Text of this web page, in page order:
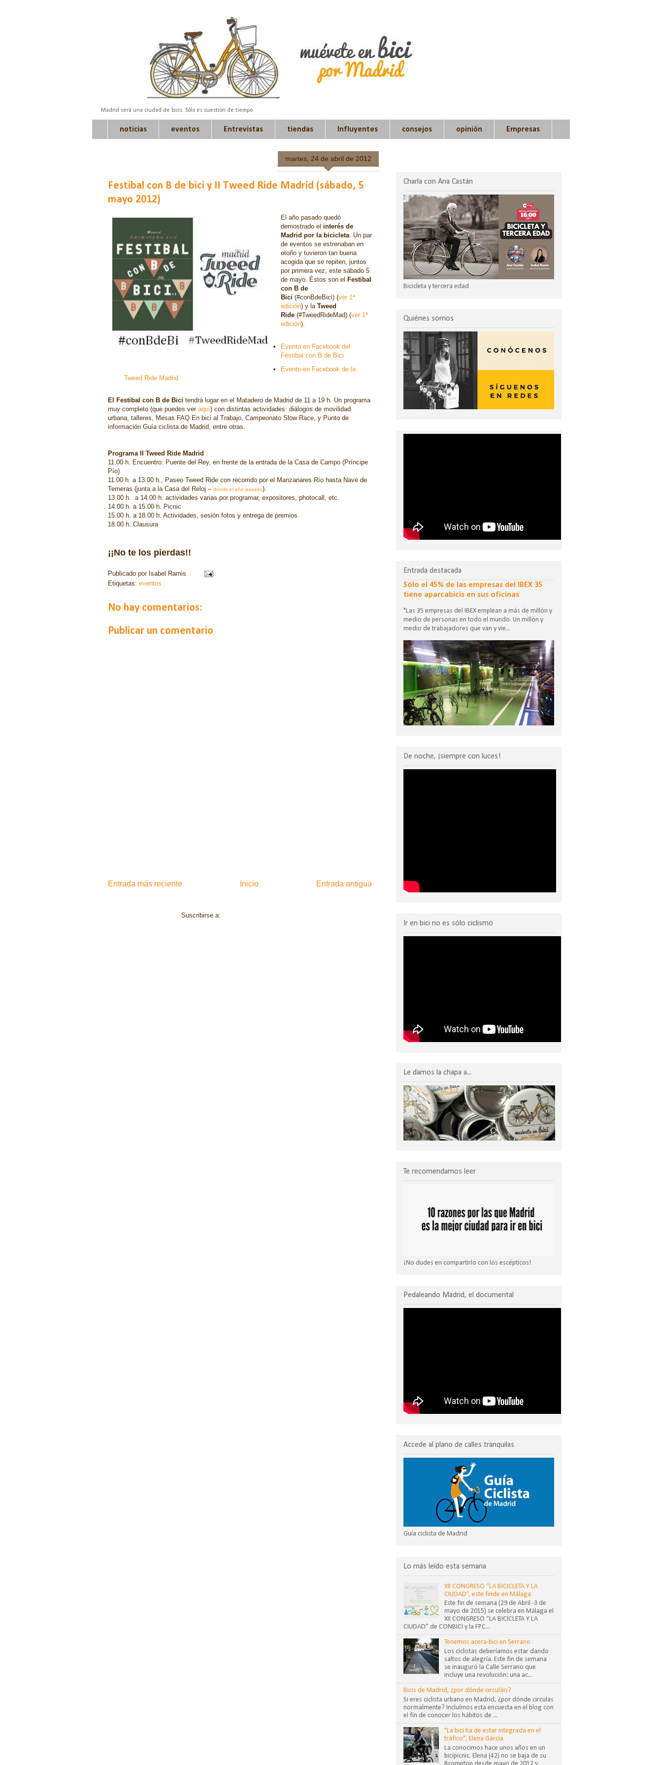
Madrid será una ciudad de bicis. Sólo es cuestión de tiempo.
noticias eventos Entrevistas tiendas Influyentes consejos opinión Empresas
martes, 24 de abril de 2012
Festibal con B de bici y II Tweed Ride Madrid (sábado, 5
mayo 2012)
El año pasado quedó
demostrado el interés de
Madrid por la bicicleta. Un par
de eventos se estrenaban en
otoño y tuvieron tan buena
acogida que se repiten, juntos
por primera vez, este sábado 5
de mayo. Éstos son el Festibal
con B de
Bici (#conBdeBici) (ver 1ª
edición) y la Tweed
Ride (#TweedRideMad) (ver 1ª
edición).
Evento en Facebook del
Festibal con B de Bici
Evento en Facebook de la
Tweed Ride Madrid
El Festibal con B de Bici tendrá lugar en el Matadero de Madrid de 11 a 19 h. Un programa
muy completo (que puedes ver aquí) con distintas actividades: diálogos de movilidad
urbana, talleres, Mesas FAQ En bici al Trabajo, Campeonato Slow Race, y Punto de
información Guía ciclista de Madrid, entre otras.
Programa II Tweed Ride Madrid
11.00 h. Encuentro: Puente del Rey, en frente de la entrada de la Casa de Campo (Príncipe
Pío)
11.00 h. a 13.00 h., Paseo Tweed Ride con recorrido por el Manzanares Río hasta Nave de
Terneras (junta a la Casa del Reloj – donde el año pasado).
13.00 h. a 14.00 h. actividades varias por programar, expositores, photocall, etc.
14.00 h. a 15.00 h. Picnic
15.00 h. a 18.00 h. Actividades, sesión fotos y entrega de premios
18.00 h. Clausura
¡¡No te los pierdas!!
Publicado por Isabel Ramis
Etiquetas: eventos
No hay comentarios:
Publicar un comentario
Entrada más reciente Entrada antigua
Inicio
Suscribirse a:
Charla con Ana Castán
Bicicleta y tercera edad
Quiénes somos
Entrada destacada
Sólo el 45% de las empresas del IBEX 35
tiene aparcabicis en sus oficinas
"Las 35 empresas del IBEX emplean a más de millón y
medio de personas en todo el mundo. Un millón y
medio de trabajadores que van y vie...
De noche, ¡siempre con luces!
Ir en bici no es sólo ciclismo
Le damos la chapa a...
Te recomendamos leer
¡No dudes en compartirlo con los escépticos!
Pedaleando Madrid, el documental
Accede al plano de calles tranquilas
Guía ciclista de Madrid
Lo más leído esta semana
XII CONGRESO “LA BICICLETA Y LA
CIUDAD”, este finde en Málaga
Este fin de semana (29 de Abril -3 de
mayo de 2015) se celebra en Málaga el
XII CONGRESO “LA BICICLETA Y LA
CIUDAD” de CONBICI y la FPC...
Tenemos acera-bici en Serrano
Los ciclistas deberíamos estar dando
saltos de alegría. Este fin de semana
se inauguró la Calle Serrano que
incluye una revolución: una ac...
Bicis de Madrid, ¿por dónde circuláis?
Si eres ciclista urbano en Madrid, ¿por dónde circulas
normalmente? Incluímos esta encuesta en el blog con
el fín de conocer los hábitos de ...
"La bici ha de estar integrada en el
tráfico", Elena García
La conocimos hace unos años en un
bicipicnic. Elena (42) no se baja de su